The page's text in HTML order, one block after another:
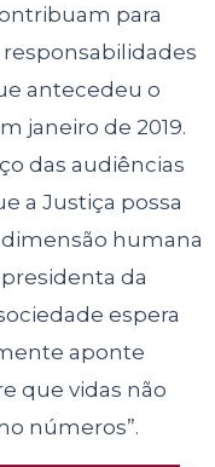
para
antecedeu o
janeiro de 2019.
das audiências
a Justiça possa
humana
presidenta da
espera
aponte
que vidas não
números”.